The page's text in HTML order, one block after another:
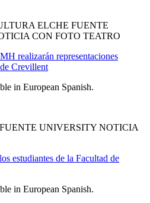
ELCHE FUENTE
CON FOTO TEATRO
realizarán representaciones
Crevillent
in European Spanish.
UNIVERSITY NOTICIA
estudiantes de la Facultad de
in European Spanish.